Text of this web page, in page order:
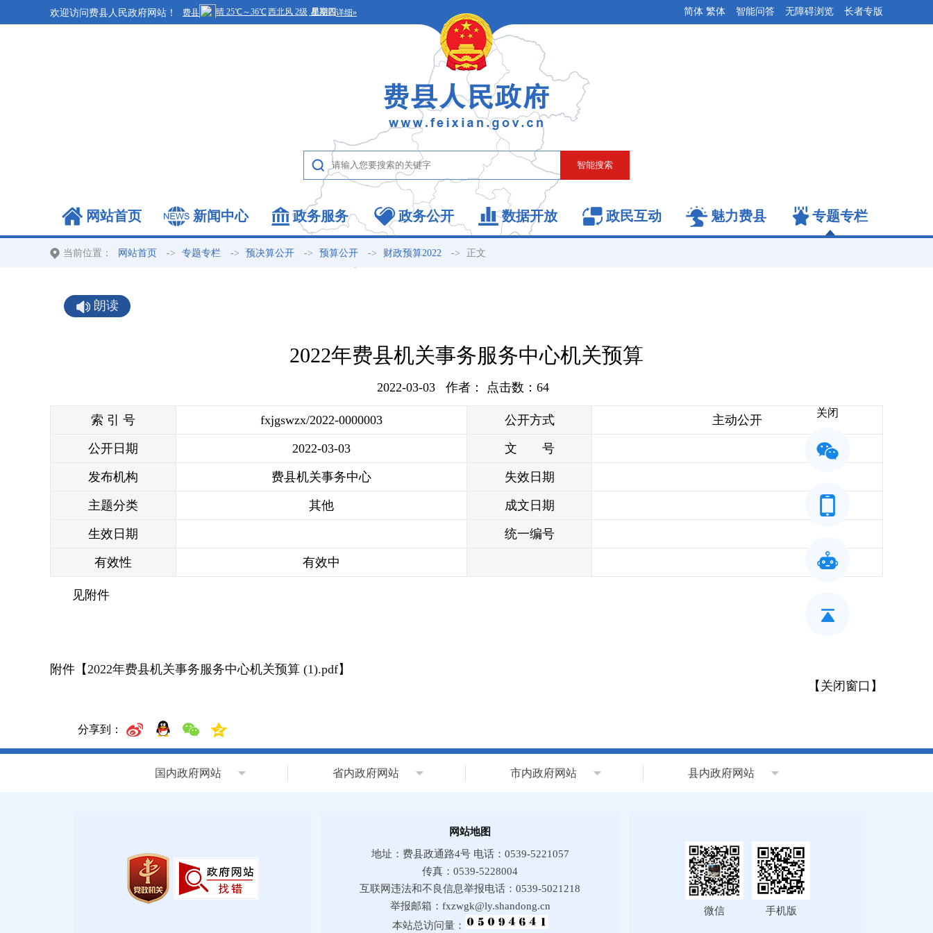
欢迎访问费县人民政府网站！ 智能问答 无障碍浏览 长者专版
简体 繁体
网站首页 新闻中心 政务服务 政务公开 数据开放 政民互动 魅力费县 专题专栏
当前位置： 网站首页 -> 专题专栏 -> 预决算公开 -> 预算公开 -> 财政预算2022 -> 正文
朗读
2022年费县机关事务服务中心机关预算
2022-03-03 作者： 点击数： 64
索 引 号 fxjgswzx/2022-0000003 公开方式 主动公开
公开日期 2022-03-03 文 号
发布机构 费县机关事务中心 失效日期
主题分类 其他 成文日期
生效日期 统一编号
有效性 有效中
见附件
附件【2022年费县机关事务服务中心机关预算 (1).pdf】
【 关闭窗口 】
分享到：
国内政府网站 省内政府网站 市内政府网站 县内政府网站
网站地图
地址：费县政通路4号 电话：0539-5221057
传真：0539-5228004
互联网违法和不良信息举报电话：0539-5021218
举报邮箱：fxzwgk@ly.shandong.cn
本站总访问量：
微信 手机版
关闭